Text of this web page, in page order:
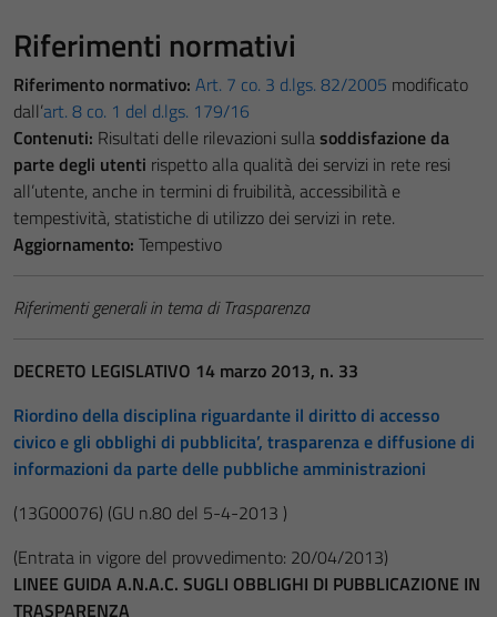
Riferimenti normativi
Riferimento normativo: Art. 7 co. 3 d.lgs. 82/2005 modificato
dall’art. 8 co. 1 del d.lgs. 179/16
Contenuti: Risultati delle rilevazioni sullasoddisfazione da
parte degli utenti rispetto alla qualità dei servizi in rete resi
all’utente, anche in termini di fruibilità, accessibilità e
tempestività, statistiche di utilizzo dei servizi in rete.
Aggiornamento: Tempestivo
Riferimenti generali in tema di Trasparenza
DECRETO LEGISLATIVO 14 marzo 2013, n. 33
Riordino della disciplina riguardante il diritto di accesso
civico e gli obblighi di pubblicita’, trasparenza e diffusione di
informazioni da parte delle pubbliche amministrazioni
(13G00076) (GU n.80 del 5-4-2013 )
(Entrata in vigore del provvedimento: 20/04/2013)
LINEE GUIDA A.N.A.C. SUGLI OBBLIGHI DI PUBBLICAZIONE IN
TRASPARENZA